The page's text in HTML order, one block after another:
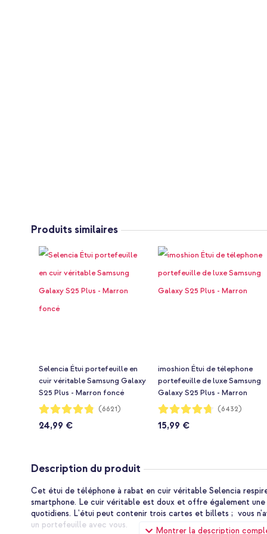
Produits similaires
Selencia Étui portefeuille en
cuir véritable Samsung Galaxy
S25 Plus - Marron foncé
Notation:
96%
(6621)
24,99 €
imoshion Étui de télephone
portefeuille de luxe Samsung
Galaxy S25 Plus - Marron
Notation:
94%
(6432)
15,99 €
Description du produit
Montrer la description
Cet étui de téléphone à rabat en cuir véritable Selencia
smartphone. Le cuir véritable est doux et offre également
quotidiens. L'étui peut contenir trois cartes et billets ; vous
un portefeuille avec vous.